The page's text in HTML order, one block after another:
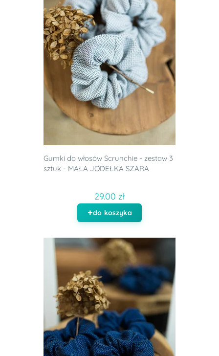
Gumki do włosów Scrunchie - zestaw 3
sztuk - MAŁA JODEŁKA SZARA
29.00 zł
do koszyka